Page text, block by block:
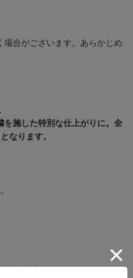
合がございます。あらかじめ
施した特別な仕上がりに。全
となります。
軽い仕上がり。